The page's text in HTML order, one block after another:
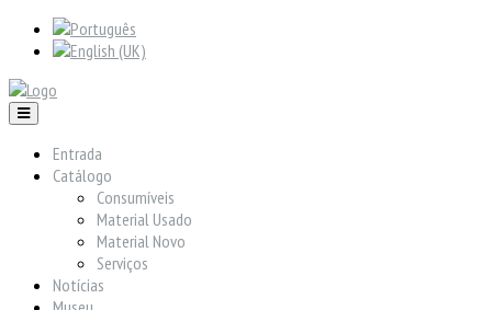
Entrada
Catálogo
Consumíveis
Material Usado
Material Novo
Serviços
Notícias